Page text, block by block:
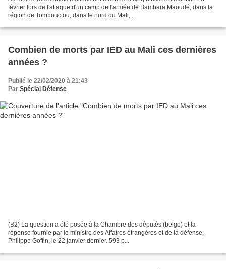
février lors de l'attaque d'un camp de l'armée de Bambara Maoudé, dans la
région de Tombouctou, dans le nord du Mali,...
Combien de morts par IED au Mali ces dernières
années ?
Publié le 22/02/2020 à 21:43
Par Spécial Défense
(B2) La question a été posée à la Chambre des députés (belge) et la
réponse fournie par le ministre des Affaires étrangères et de la défense,
Philippe Goffin, le 22 janvier dernier. 593 p...